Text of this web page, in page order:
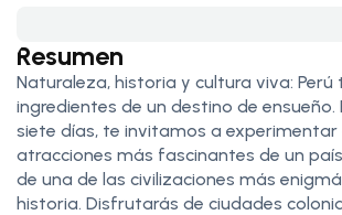
Resumen
Naturaleza, historia y cultura viva: Perú
ingredientes de un destino de ensueño.
siete días, te invitamos a experimentar
atracciones más fascinantes de un
de una de las civilizaciones más
historia. Disfrutarás de ciudades